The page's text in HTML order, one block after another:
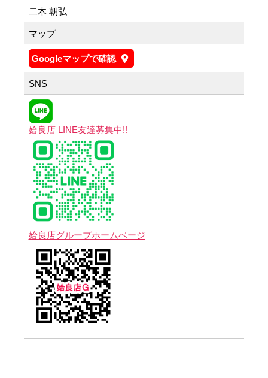
二木 朝弘
マップ
Googleマップで確認
SNS
姶良店 LINE友達募集中!!
姶良店グループホームページ